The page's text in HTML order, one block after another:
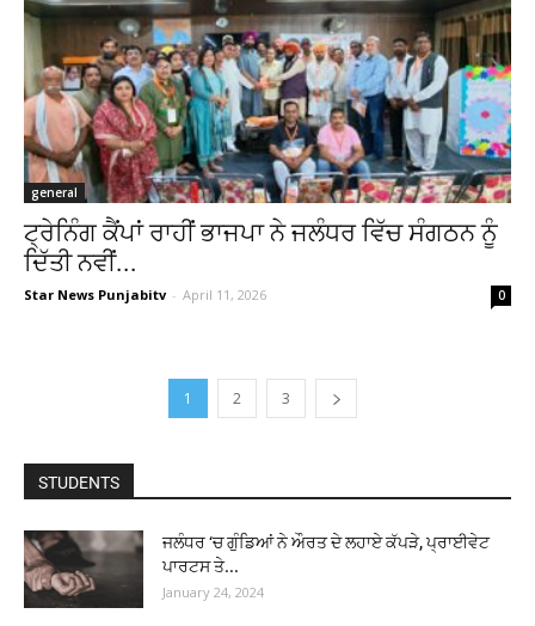
general
ਟ੍ਰੇਨਿੰਗ ਕੈਂਪਾਂ ਰਾਹੀਂ ਭਾਜਪਾ ਨੇ ਜਲੰਧਰ ਵਿੱਚ ਸੰਗਠਨ ਨੂੰ
ਦਿੱਤੀ ਨਵੀਂ...
Star News Punjabitv - April 11, 2026 0
1 2 3
STUDENTS
ਜਲੰਧਰ ‘ਚ ਗੁੰਡਿਆਂ ਨੇ ਔਰਤ ਦੇ ਲਹਾਏ ਕੱਪੜੇ, ਪ੍ਰਾਈਵੇਟ
ਪਾਰਟਸ ਤੇ...
January 24, 2024